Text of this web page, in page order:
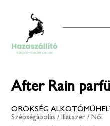
After Rain
ÖRÖKSÉG
Szépségápolás / Illatszer / Női